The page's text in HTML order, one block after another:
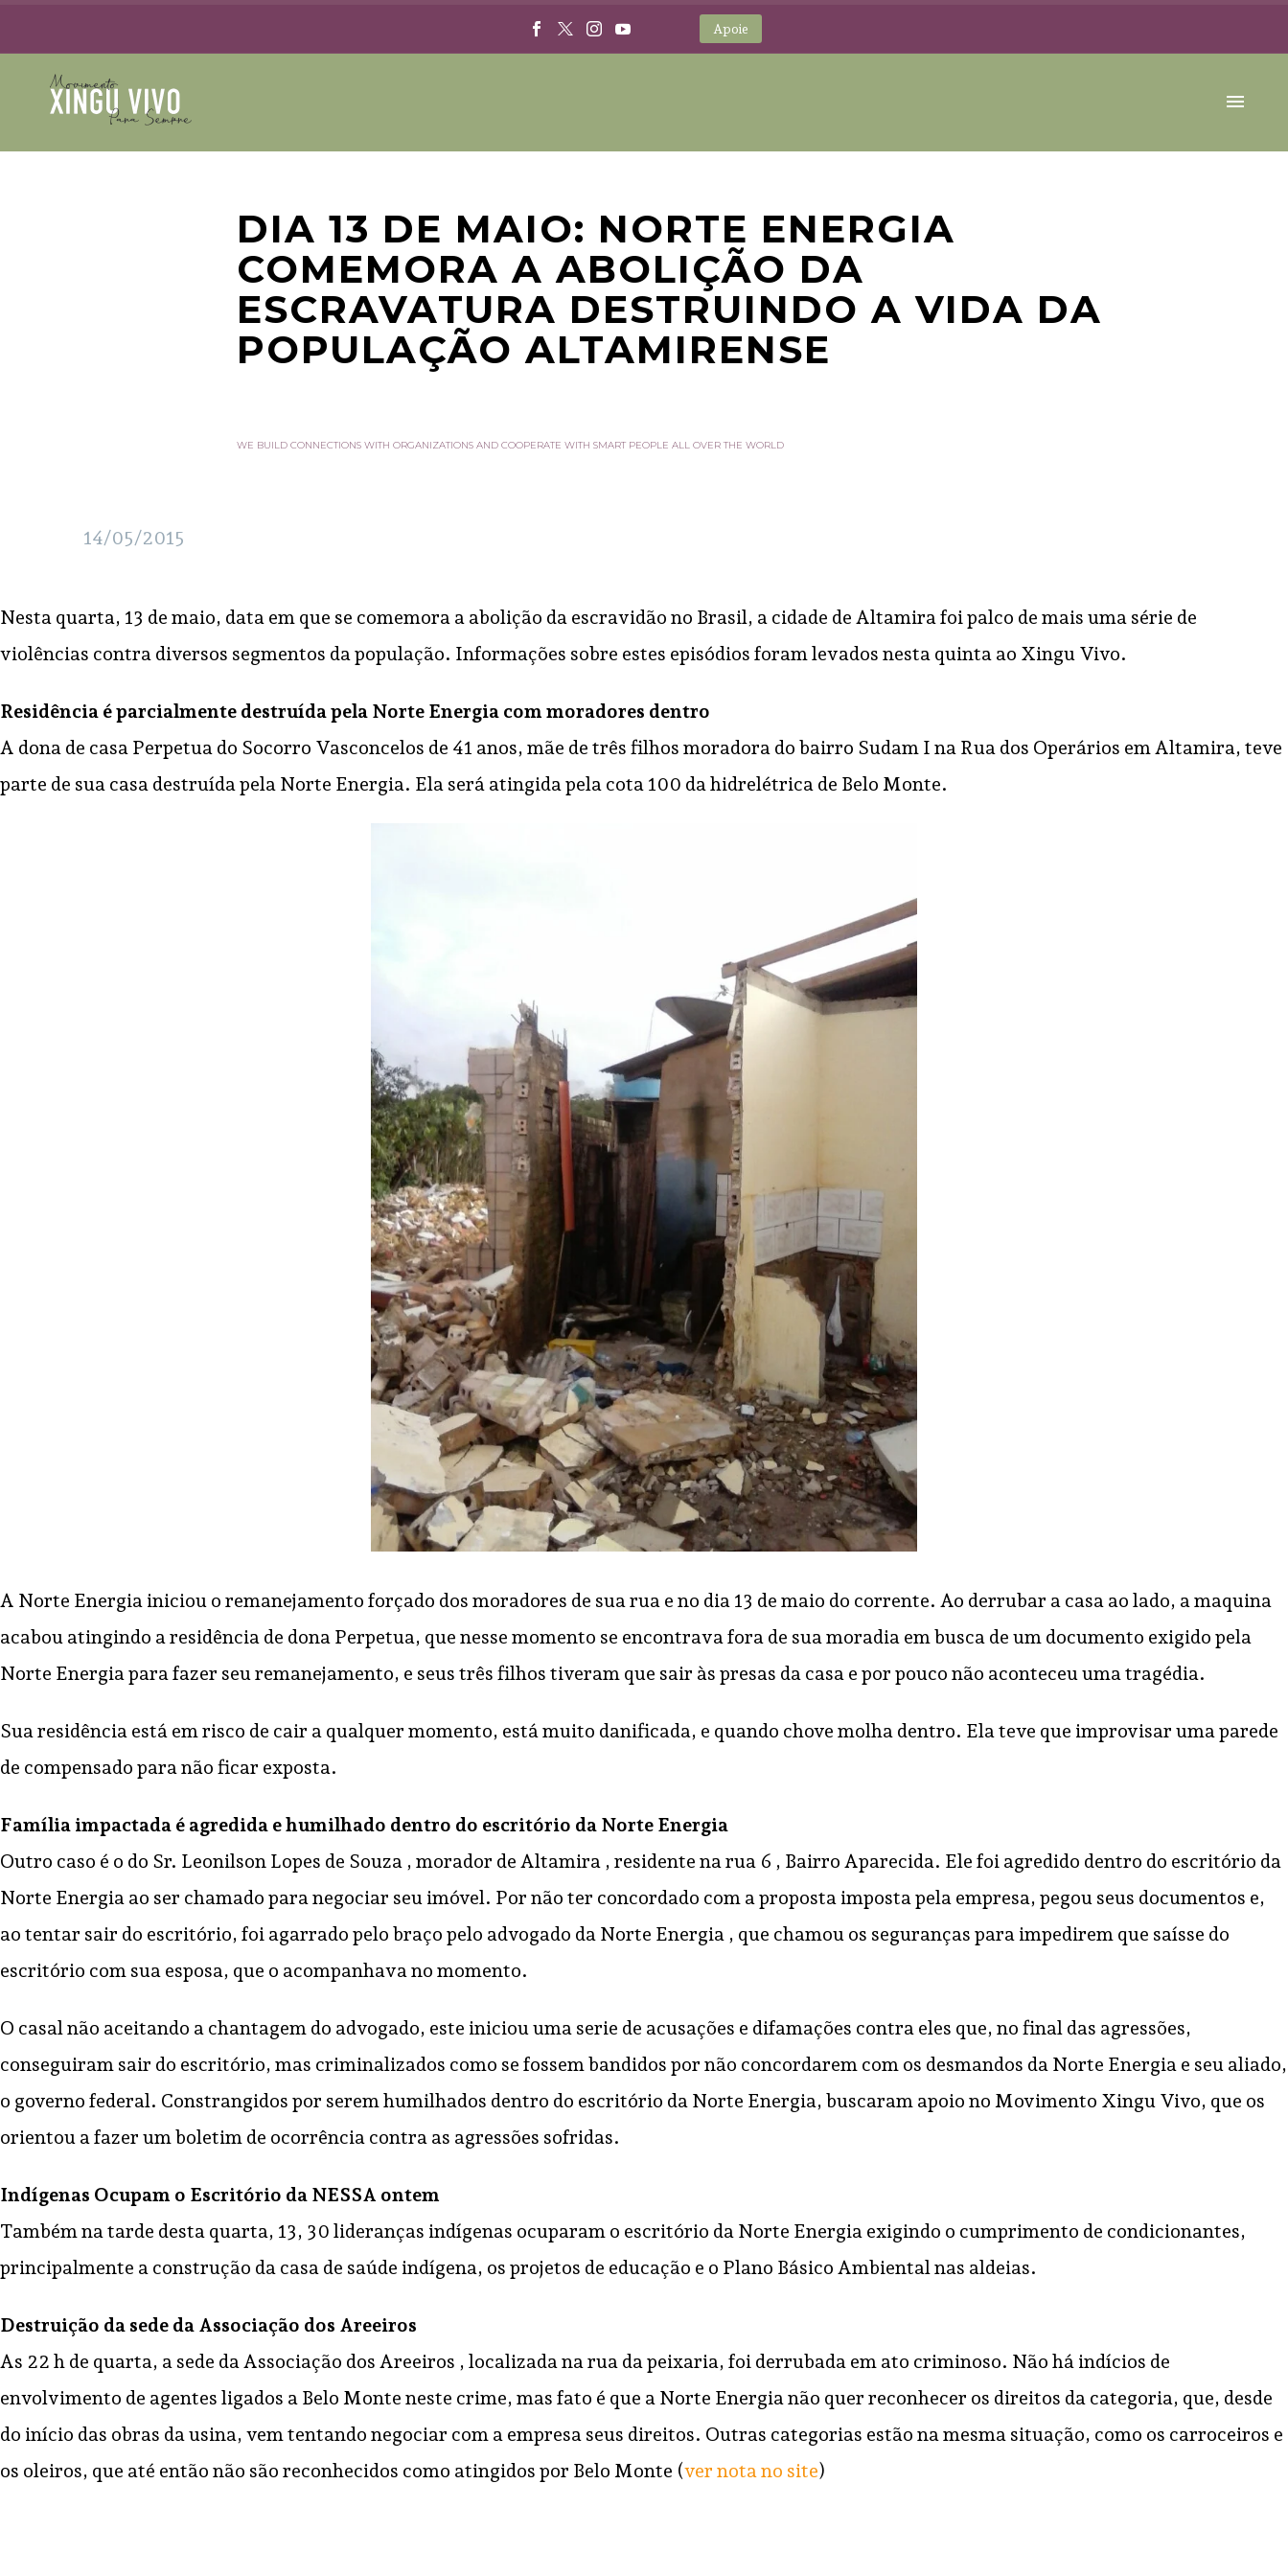
Apoie
DIA 13 DE MAIO: NORTE ENERGIA
COMEMORA A ABOLIÇÃO DA
ESCRAVATURA DESTRUINDO A VIDA DA
POPULAÇÃO ALTAMIRENSE
WE BUILD CONNECTIONS WITH ORGANIZATIONS AND COOPERATE WITH SMART PEOPLE ALL OVER THE WORLD
14/05/2015
Nesta quarta, 13 de maio, data em que se comemora a abolição da escravidão no Brasil, a cidade de Altamira foi palco de mais uma série de
violências contra diversos segmentos da população. Informações sobre estes episódios foram levados nesta quinta ao Xingu Vivo.
Residência é parcialmente destruída pela Norte Energia com moradores dentro
A dona de casa Perpetua do Socorro Vasconcelos de 41 anos, mãe de três filhos moradora do bairro Sudam I na Rua dos Operários em Altamira, teve
parte de sua casa destruída pela Norte Energia. Ela será atingida pela cota 100 da hidrelétrica de Belo Monte.
A Norte Energia iniciou o remanejamento forçado dos moradores de sua rua e no dia 13 de maio do corrente. Ao derrubar a casa ao lado, a maquina
acabou atingindo a residência de dona Perpetua, que nesse momento se encontrava fora de sua moradia em busca de um documento exigido pela
Norte Energia para fazer seu remanejamento, e seus três filhos tiveram que sair às presas da casa e por pouco não aconteceu uma tragédia.
Sua residência está em risco de cair a qualquer momento, está muito danificada, e quando chove molha dentro. Ela teve que improvisar uma parede
de compensado para não ficar exposta.
Família impactada é agredida e humilhado dentro do escritório da Norte Energia
Outro caso é o do Sr. Leonilson Lopes de Souza , morador de Altamira , residente na rua 6 , Bairro Aparecida. Ele foi agredido dentro do escritório da
Norte Energia ao ser chamado para negociar seu imóvel. Por não ter concordado com a proposta imposta pela empresa, pegou seus documentos e,
ao tentar sair do escritório, foi agarrado pelo braço pelo advogado da Norte Energia , que chamou os seguranças para impedirem que saísse do
escritório com sua esposa, que o acompanhava no momento.
O casal não aceitando a chantagem do advogado, este iniciou uma serie de acusações e difamações contra eles que, no final das agressões,
conseguiram sair do escritório, mas criminalizados como se fossem bandidos por não concordarem com os desmandos da Norte Energia e seu aliado,
o governo federal. Constrangidos por serem humilhados dentro do escritório da Norte Energia, buscaram apoio no Movimento Xingu Vivo, que os
orientou a fazer um boletim de ocorrência contra as agressões sofridas.
Indígenas Ocupam o Escritório da NESSA ontem
Também na tarde desta quarta, 13, 30 lideranças indígenas ocuparam o escritório da Norte Energia exigindo o cumprimento de condicionantes,
principalmente a construção da casa de saúde indígena, os projetos de educação e o Plano Básico Ambiental nas aldeias.
Destruição da sede da Associação dos Areeiros
As 22 h de quarta, a sede da Associação dos Areeiros , localizada na rua da peixaria, foi derrubada em ato criminoso. Não há indícios de
envolvimento de agentes ligados a Belo Monte neste crime, mas fato é que a Norte Energia não quer reconhecer os direitos da categoria, que, desde
do início das obras da usina, vem tentando negociar com a empresa seus direitos. Outras categorias estão na mesma situação, como os carroceiros e
os oleiros, que até então não são reconhecidos como atingidos por Belo Monte (ver nota no site)